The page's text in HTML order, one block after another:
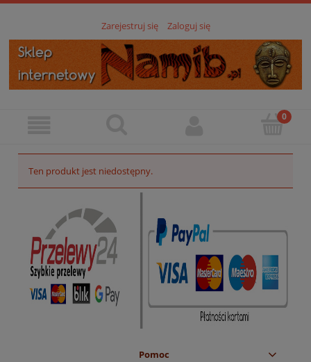
Zarejestruj się Zaloguj się
Ten produkt jest niedostępny.
Pomoc